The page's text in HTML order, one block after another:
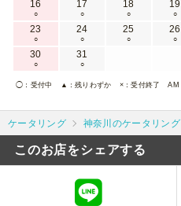
16
○
17
○
18
○
19
○
23
○
24
○
25
○
26
○
30
○
31
○
◯ ：受付中 ▲ ：残りわずか ×：受付終了 AM
ケータリング 神奈川のケータリング
このお店をシェアする